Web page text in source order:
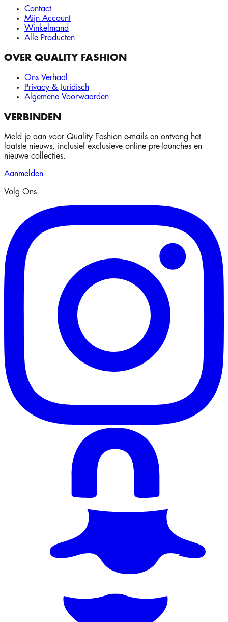
Contact
Mijn Account
Winkelmand
Alle Producten
OVER QUALITY FASHION
Ons Verhaal
Privacy & Juridisch
Algemene Voorwaarden
VERBINDEN
Meld je aan voor Quality Fashion e-mails en ontvang het
laatste nieuws, inclusief exclusieve online pre-launches en
nieuwe collecties.
Aanmelden
Volg Ons